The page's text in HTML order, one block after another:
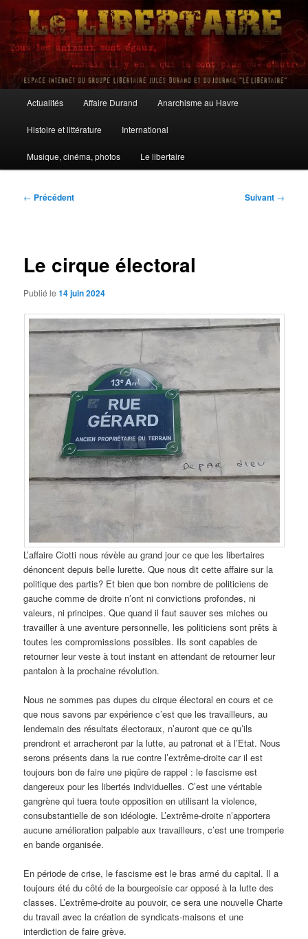
Aller
contenu
principalLe Libertaire
principal
Actualités Affaire Durand Anarchisme au Havre
Histoire et littérature International
Musique, cinéma, photos Le libertaire
Navigation
← Précédent Suivant →
Le cirque électoral
Publié le14 juin 2024
L’affaire Ciotti nous révèle au grand jour ce que les libertaires
dénoncent depuis belle lurette. Que nous dit cette affaire sur la
politique des partis? Et bien que bon nombre de politiciens de
gauche comme de droite n’ont ni convictions profondes, ni
valeurs, ni principes. Que quand il faut sauver ses miches ou
travailler à une aventure personnelle, les politiciens sont prêts à
toutes les compromissions possibles. Ils sont capables de
retourner leur veste à tout instant en attendant de retourner leur
pantalon à la prochaine révolution.
Nous ne sommes pas dupes du cirque électoral en cours et ce
que nous savons par expérience c’est que les travailleurs, au
lendemain des résultats électoraux, n’auront que ce qu’ils
prendront et arracheront par la lutte, au patronat et à l’Etat. Nous
serons présents dans la rue contre l’extrême-droite car il est
toujours bon de faire une piqûre de rappel : le fascisme est
dangereux pour les libertés individuelles. C’est une véritable
gangrène qui tuera toute opposition en utilisant la violence,
consubstantielle de son idéologie. L’extrême-droite n’apportera
aucune amélioration palpable aux travailleurs, c’est une tromperie
en bande organisée.
En période de crise, le fascisme est le bras armé du capital. Il a
toujours été du côté de la bourgeoisie car opposé à la lutte des
classes. L’extrême-droite au pouvoir, ce sera une nouvelle Charte
du travail avec la création de syndicats-maisons et une
interdiction de faire grève.